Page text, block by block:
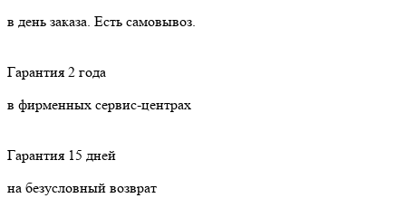
в день заказа. Есть самовывоз.
Гарантия 2 года
в фирменных сервис-центрах
Гарантия 15 дней
на безусловный возврат